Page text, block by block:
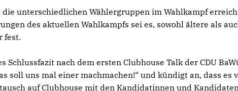
unterschiedlichen Wählergruppen im Wahlkampf
des aktuellen Wahlkampfs sei es, sowohl ältere als
fest.
nach dem ersten Clubhouse Talk der CDU
soll uns mal einer machmachen!“ und kündigt an, dass es
auf Clubhouse mit den Kandidatinnen und